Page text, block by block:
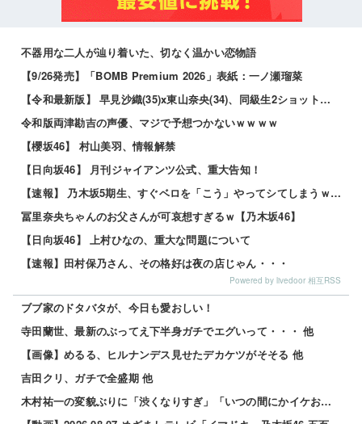
不器用な二人が辿り着いた、切なく温かい恋物語
【9/26発売】「BOMB Premium 2026」表紙：一ノ瀬瑠菜
【令和最新版】 早見沙織(35)x東山奈央(34)、同級生2ショット写真がこちらｗｗｗｗ
令和版両津勘吉の声優、マジで予想つかないｗｗｗｗ
【櫻坂46】 村山美羽、情報解禁
【日向坂46】 月刊ジャイアンツ公式、重大告知！
【速報】 乃木坂5期生、すぐベロを「こう」やってシてしまうｗｗｗｗｗｗ
冨里奈央ちゃんのお父さんが可哀想すぎるｗ【乃木坂46】
【日向坂46】 上村ひなの、重大な問題について
【速報】田村保乃さん、その格好は夜の店じゃん・・・
Powered by livedoor 相互RSS
ブブ家のドタバタが、今日も愛おしい！
寺田蘭世、最新のぶってえ下半身ガチでエグいって・・・ 他
【画像】めるる、ヒルナンデス見せたデカケツがそそる 他
吉田クリ、ガチで全盛期 他
木村祐一の変貌ぶりに「渋くなりすぎ」「いつの間にかイケおじに」の声 他